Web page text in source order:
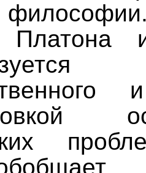
Платона